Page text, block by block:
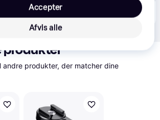
Bike Bundle 329 kr.
produkter
andre produkter, der matcher dine
Afvis alle
Accepter